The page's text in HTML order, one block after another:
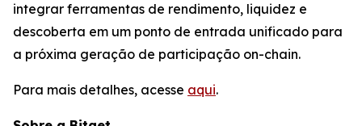
integrar ferramentas de rendimento, liquidez e
descoberta em um ponto de entrada unificado para
a próxima geração de participação on-chain.
Para mais detalhes, acesse aqui.